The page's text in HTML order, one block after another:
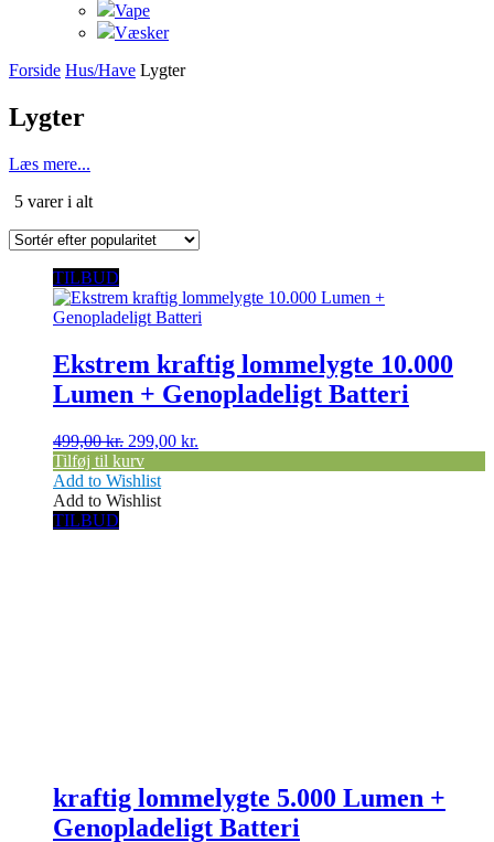
Vape
Væsker
Forside Hus/Have Lygter
Lygter
Læs mere...
5 varer i altSorteret
popularitet
TILBUD
Ekstrem kraftig lommelygte 10.000
Lumen + Genopladeligt Batteri
499,00kr. Den
oprindelige
pris
var:
299,00 kr.
Tilføj til kurv
Add to Wishlist
Add to Wishlist
TILBUD
kraftig lommelygte 5.000 Lumen +
Genopladeligt Batteri